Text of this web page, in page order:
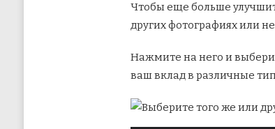
Чтобы еще больше
других фотографиях или
Нажмите на него и
ваш вклад в различные